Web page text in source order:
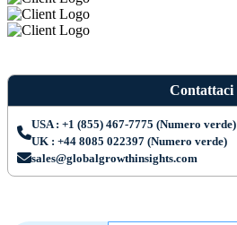
Contattaci
USA : +1 (855) 467-7775 (Numero verde)
UK : +44 8085 022397 (Numero verde)
sales@globalgrowthinsights.com